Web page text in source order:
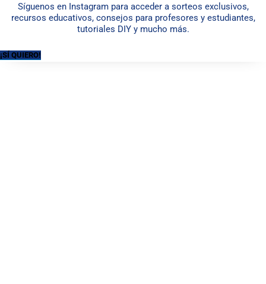
Síguenos en Instagram para acceder a sorteos exclusivos,
recursos educativos, consejos para profesores y estudiantes,
tutoriales DIY y mucho más.
¡SÍ QUIERO!